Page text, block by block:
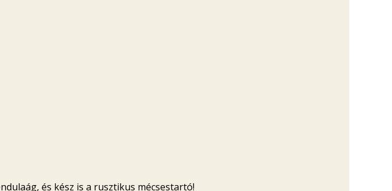
és kész is a rusztikus mécsestartó!